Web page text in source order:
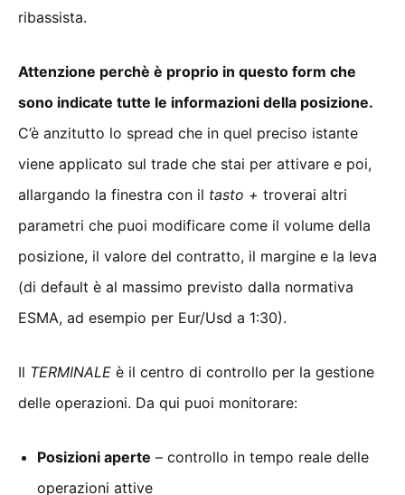
ribassista.
Attenzione perchè è proprio in questo form che
sono indicate tutte le informazioni della posizione.
C’è anzitutto lo spread che in quel preciso istante
viene applicato sul trade che stai per attivare e poi,
allargando la finestra con il tasto + troverai altri
parametri che puoi modificare come il volume della
posizione, il valore del contratto, il margine e la leva
(di default è al massimo previsto dalla normativa
ESMA, ad esempio per Eur/Usd a 1:30).
Il TERMINALE è il centro di controllo per la gestione
delle operazioni. Da qui puoi monitorare:
Posizioni aperte – controllo in tempo reale delle
operazioni attive